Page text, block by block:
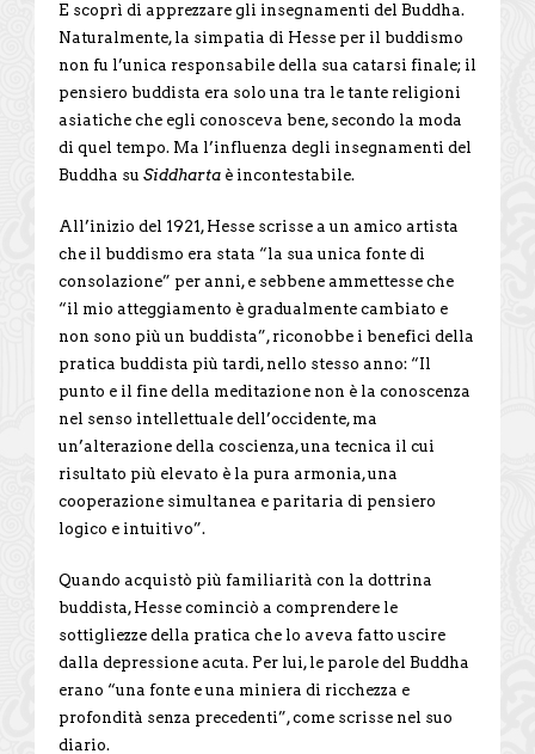
E scoprì di apprezzare gli insegnamenti del Buddha.
Naturalmente, la simpatia di Hesse per il buddismo
non fu l’unica responsabile della sua catarsi finale; il
pensiero buddista era solo una tra le tante religioni
asiatiche che egli conosceva bene, secondo la moda
di quel tempo. Ma l’influenza degli insegnamenti del
Buddha su Siddharta è incontestabile.
All’inizio del 1921, Hesse scrisse a un amico artista
che il buddismo era stata “la sua unica fonte di
consolazione” per anni, e sebbene ammettesse che
“il mio atteggiamento è gradualmente cambiato e
non sono più un buddista”, riconobbe i benefici della
pratica buddista più tardi, nello stesso anno: “Il
punto e il fine della meditazione non è la conoscenza
nel senso intellettuale dell’occidente, ma
un’alterazione della coscienza, una tecnica il cui
risultato più elevato è la pura armonia, una
cooperazione simultanea e paritaria di pensiero
logico e intuitivo”.
Quando acquistò più familiarità con la dottrina
buddista, Hesse cominciò a comprendere le
sottigliezze della pratica che lo aveva fatto uscire
dalla depressione acuta. Per lui, le parole del Buddha
erano “una fonte e una miniera di ricchezza e
profondità senza precedenti”, come scrisse nel suo
diario.